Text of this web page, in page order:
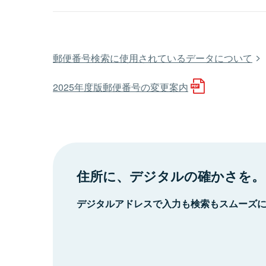
郵便番号検索に使用されているデータについて
2025年度版郵便番号の変更案内
住所に、デジタルの確かさを。
デジタルアドレスで入力も検索もスムーズ